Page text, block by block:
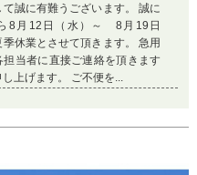
て誠に有難うございます。 誠に
8月12日（水）～ 8月19日
季休業とさせて頂きます。 急用
担当者に直接ご連絡を頂きます
上げます。 ご不便を...